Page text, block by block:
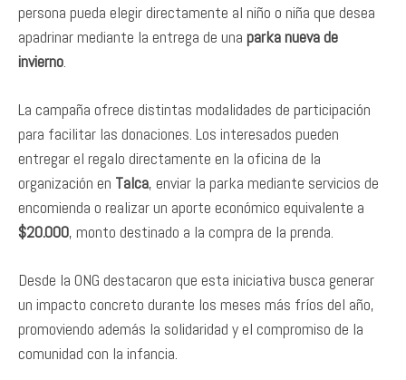
persona pueda elegir directamente al niño o niña que desea
apadrinar mediante la entrega de una parka nueva de
invierno.
La campaña ofrece distintas modalidades de participación
para facilitar las donaciones. Los interesados pueden
entregar el regalo directamente en la oficina de la
organización en Talca, enviar la parka mediante servicios de
encomienda o realizar un aporte económico equivalente a
$20.000, monto destinado a la compra de la prenda.
Desde la ONG destacaron que esta iniciativa busca generar
un impacto concreto durante los meses más fríos del año,
promoviendo además la solidaridad y el compromiso de la
comunidad con la infancia.